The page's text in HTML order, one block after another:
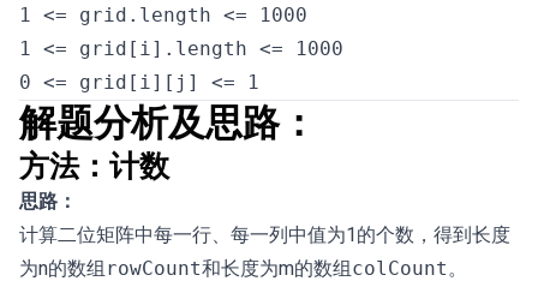
1 <= grid.length <= 1000
1 <= grid[i].length <= 1000
0 <= grid[i][j] <= 1
解题分析及思路：
方法：计数
思路：
计算二位矩阵中每一行、每一列中值为1的个数，得到长度
为n的数组rowCount和长度为m的数组colCount。